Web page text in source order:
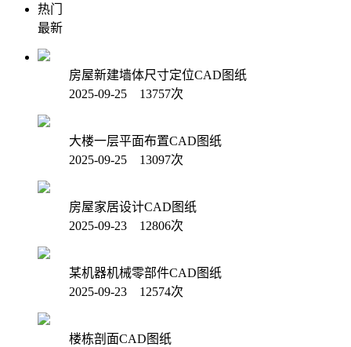
热门
最新
房屋新建墙体尺寸定位CAD图纸
2025-09-25 13757次
大楼一层平面布置CAD图纸
2025-09-25 13097次
房屋家居设计CAD图纸
2025-09-23 12806次
某机器机械零部件CAD图纸
2025-09-23 12574次
楼栋剖面CAD图纸